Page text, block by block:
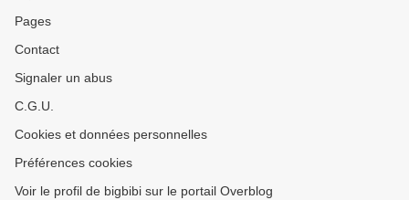
Pages
Contact
Signaler un abus
C.G.U.
Cookies et données personnelles
Préférences cookies
Voir le profil de bigbibi sur le portail Overblog